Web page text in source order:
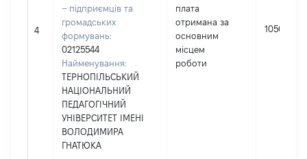
4
– підприємців та
громадських
формувань:
02125544
Найменування:
ТЕРНОПІЛЬСЬКИЙ
НАЦІОНАЛЬНИЙ
ПЕДАГОГІЧНИЙ
УНІВЕРСИТЕТ ІМЕНІ
ВОЛОДИМИРА
ГНАТЮКА
плата
отримана за
основним
місцем
роботи
10508